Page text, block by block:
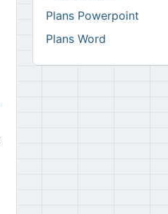
Plans Powerpoint
Plans Word